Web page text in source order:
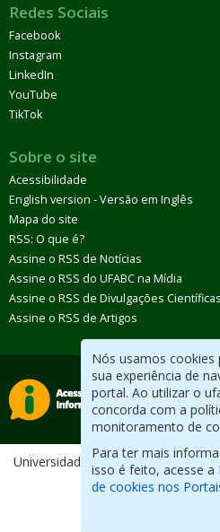
Nós usamos cookies
sua experiência de
portal. Ao utilizar o
concorda com a
monitoramento de
Para ter mais
isso é feito, acesse a
de cookies nos
Redes Sociais
Facebook
Instagram
LinkedIn
YouTube
TikTok
Sobre o site
Acessibilidade
English version - Versão em Inglês
Mapa do site
RSS: O que é?
Assine o RSS de Notícias
Assine o RSS do UFABC na Mídia
Assine o RSS de Divulgações Científicas
Assine o RSS de Artigos
Universidade Federal do ABC.
aberto.